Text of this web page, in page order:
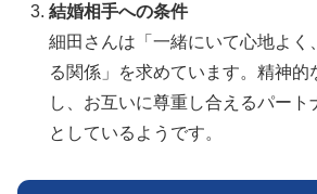
結婚相手への条件
細田さんは「一緒にいて心地よく
る関係」を求めています。精神的
し、お互いに尊重し合えるパート
としているようです。